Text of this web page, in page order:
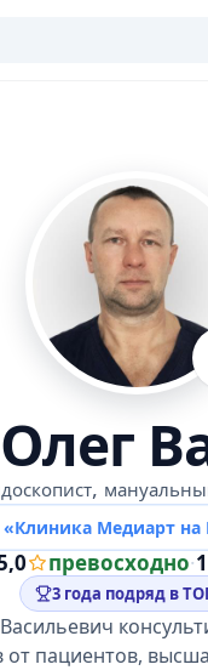
,
«Клиника Медиарт на
превосходно·
3 года подряд в
от пациентов,